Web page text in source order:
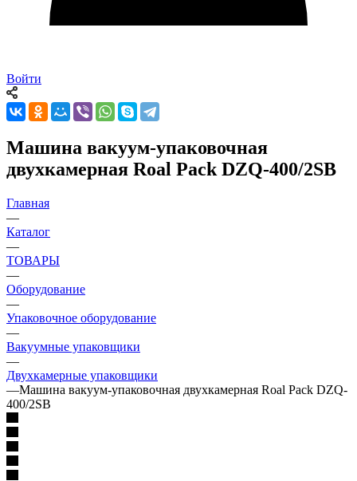
Войти
Машина вакуум-упаковочная
двухкамерная Roal Pack DZQ-400/2SB
Главная
—
Каталог
—
ТОВАРЫ
—
Оборудование
—
Упаковочное оборудование
—
Вакуумные упаковщики
—
Двухкамерные упаковщики
—Машина вакуум-упаковочная двухкамерная Roal Pack DZQ-
400/2SB